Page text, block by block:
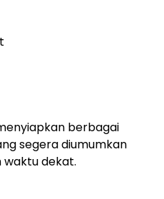
berbagai
segera diumumkan
waktu dekat.